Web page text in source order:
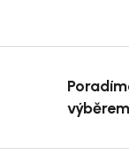
výběrem